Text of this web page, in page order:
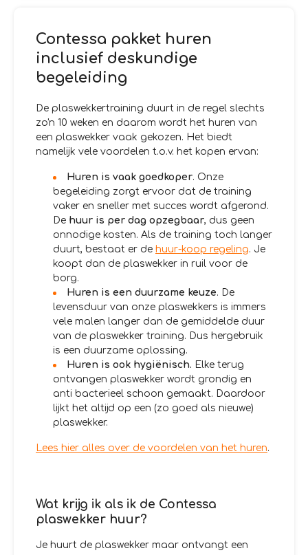
Contessa pakket huren
inclusief deskundige
begeleiding
De plaswekkertraining duurt in de regel slechts
zo'n 10 weken en daarom wordt het huren van
een plaswekker vaak gekozen. Het biedt
namelijk vele voordelen t.o.v. het kopen ervan:
Huren is vaak goedkoper. Onze
begeleiding zorgt ervoor dat de training
vaker en sneller met succes wordt afgerond.
De huur is per dag opzegbaar, dus geen
onnodige kosten. Als de training toch langer
duurt, bestaat er de huur-koop regeling. Je
koopt dan de plaswekker in ruil voor de
borg.
Huren is een duurzame keuze. De
levensduur van onze plaswekkers is immers
vele malen langer dan de gemiddelde duur
van de plaswekker training. Dus hergebruik
is een duurzame oplossing.
Huren is ook hygiënisch. Elke terug
ontvangen plaswekker wordt grondig en
anti bacterieel schoon gemaakt. Daardoor
lijkt het altijd op een (zo goed als nieuwe)
plaswekker.
Lees hier alles over de voordelen van het huren.
Wat krijg ik als ik de Contessa
plaswekker huur?
Je huurt de plaswekker maar ontvangt een